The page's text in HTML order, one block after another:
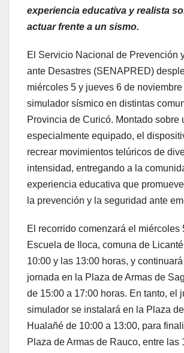
experiencia educativa y realista
actuar frente a un sismo.
El Servicio Nacional de Prevención
ante Desastres (SENAPRED)
miércoles 5 y jueves 6 de
simulador sísmico en distintas
Provincia de Curicó. Montado sobre
especialmente equipado, el
recrear movimientos telúricos de
intensidad, entregando a la
experiencia educativa que
la prevención y la seguridad ante
El recorrido comenzará el miércoles
Escuela de Iloca, comuna de
10:00 y las 13:00 horas, y
jornada en la Plaza de Armas de
de 15:00 a 17:00 horas. En tanto, el
simulador se instalará en la Plaza
Hualañé de 10:00 a 13:00, para
Plaza de Armas de Rauco, entre las